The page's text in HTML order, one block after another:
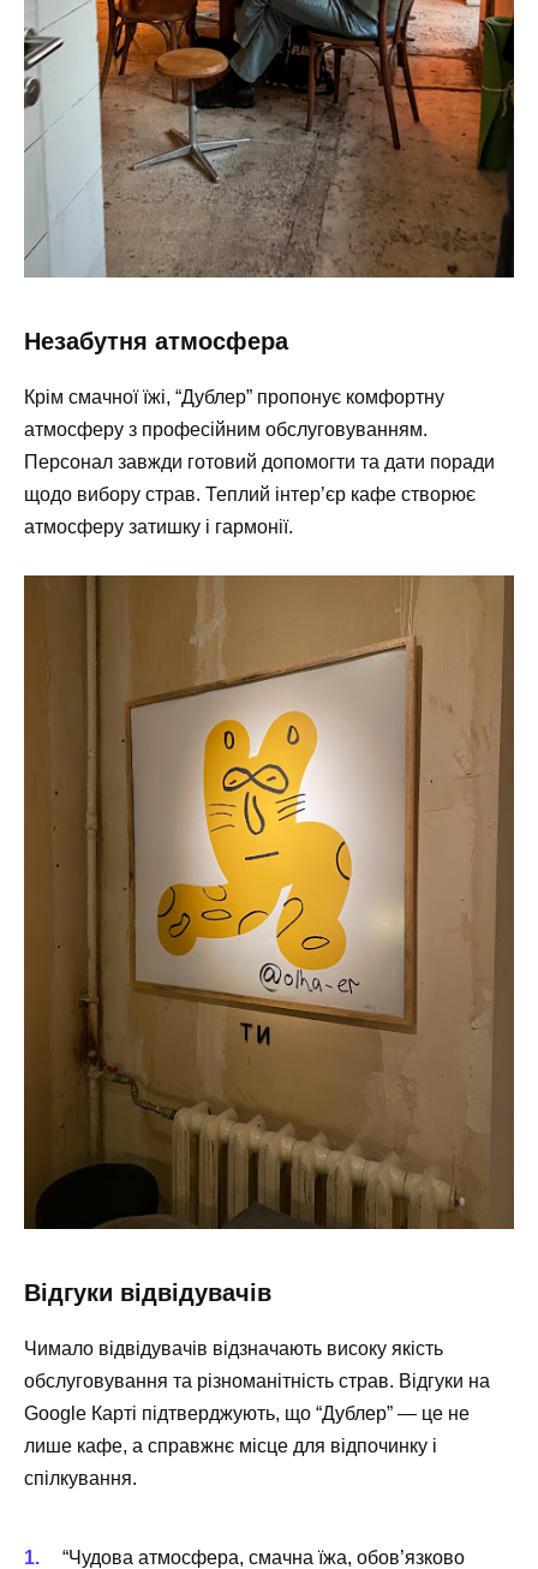
Незабутня атмосфера
Крім смачної їжі, “Дублер” пропонує комфортну
атмосферу з професійним обслуговуванням.
Персонал завжди готовий допомогти та дати поради
щодо вибору страв. Теплий інтер’єр кафе створює
атмосферу затишку і гармонії.
Відгуки відвідувачів
Чимало відвідувачів відзначають високу якість
обслуговування та різноманітність страв. Відгуки на
Google Карті підтверджують, що “Дублер” — це не
лише кафе, а справжнє місце для відпочинку і
спілкування.
“Чудова атмосфера, смачна їжа, обов’язково